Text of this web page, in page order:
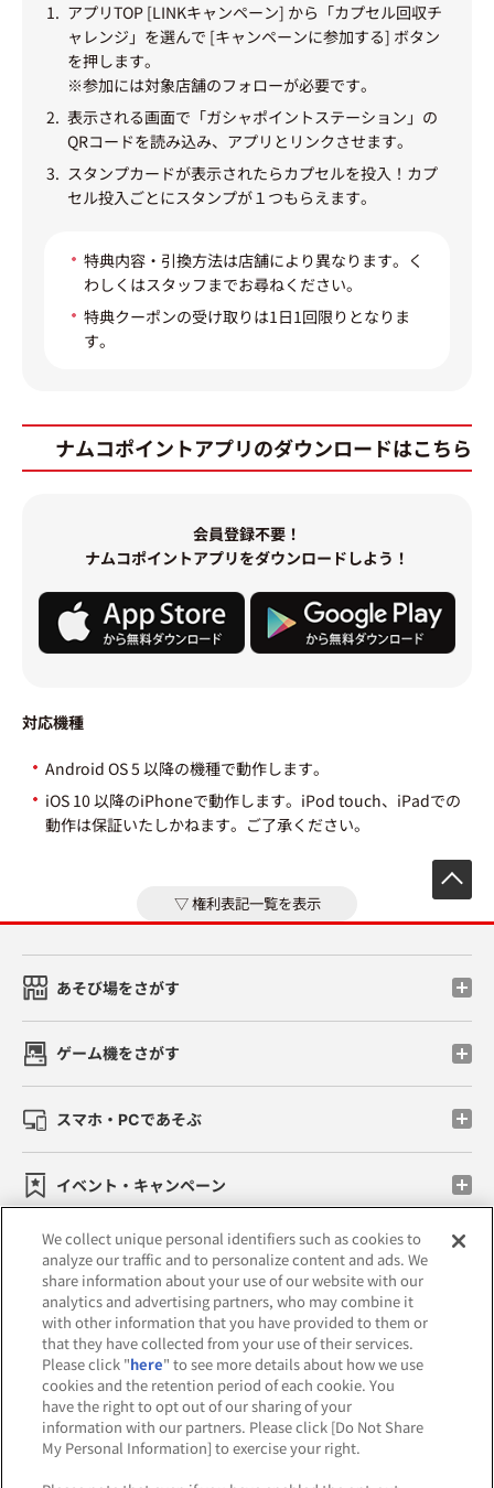
アプリTOP [LINKキャンペーン] から「カプセル回収チ
ャレンジ」を選んで [キャンペーンに参加する] ボタン
を押します。
※参加には対象店舗のフォローが必要です。
表示される画面で「ガシャポイントステーション」の
QRコードを読み込み、アプリとリンクさせます。
スタンプカードが表示されたらカプセルを投入！カプ
セル投入ごとにスタンプが１つもらえます。
特典内容・引換方法は店舗により異なります。く
わしくはスタッフまでお尋ねください。
特典クーポンの受け取りは1日1回限りとなりま
す。
ナムコポイントアプリのダウンロードはこちら
会員登録不要！
ナムコポイントアプリをダウンロードしよう！
対応機種
Android OS 5 以降の機種で動作します。
iOS 10 以降のiPhoneで動作します。iPod touch、iPadでの
動作は保証いたしかねます。ご了承ください。
権利表記一覧を表示
あそび場をさがす
ゲーム機をさがす
スマホ・PCであそぶ
イベント・キャンペーン
関連会社 サステナビリティ サイトポリシー
プライバシーポリシー
ウェブアクセシビリティ方針と検証結果
お取引先さまとともに 食品のご提供について
カスタマーハラスメント対応方針
We collect unique personal identifiers such as cookies to
analyze our traffic and to personalize content and ads. We
share information about your use of our website with our
analytics and advertising partners, who may combine it
with other information that you have provided to them or
that they have collected from your use of their services.
Please click "here" to see more details about how we use
cookies and the retention period of each cookie. You
have the right to opt out of our sharing of your
information with our partners. Please click [Do Not Share
My Personal Information] to exercise your right.